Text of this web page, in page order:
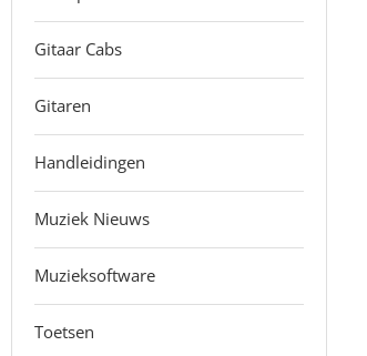
Gitaar Cabs
Gitaren
Handleidingen
Muziek Nieuws
Muzieksoftware
Toetsen